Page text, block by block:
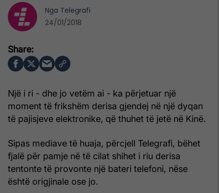
Një i ri - dhe jo vetëm ai - ka përjetuar një
moment të frikshëm derisa gjendej në një dyqan
të pajisjeve elektronike, që thuhet të jetë në Kinë.
Sipas mediave të huaja, përcjell Telegrafi, bëhet
fjalë për pamje në të cilat shihet i riu derisa
tentonte të provonte një bateri telefoni, nëse
është origjinale ose jo.
Nga Telegrafi
24/01/2018